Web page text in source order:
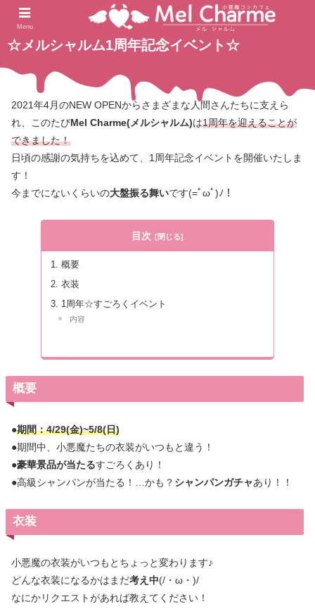
ホーム blog
☆メルシャルム1周年記念イベント☆
2022.04.09
2021年4月のNEW OPENからさまざまな人間さんたちに支えら
れ、このたびMel Charme(メルシャルム)は1周年を迎えることが
できました！
日頃の感謝の気持ちを込めて、1周年記念イベントを開催いたしま
す！
今までにないくらいの大盤振る舞いです(=ﾟωﾟ)ﾉ！
目次
概要
衣装
1周年☆すごろくイベント
内容
概要
●期間：4/29(金)~5/8(日)
●期間中、小悪魔たちの衣装がいつもと違う！
●豪華景品が当たるすごろくあり！
●高級シャンパンが当たる！…かも？ シャンパンガチャあり！！
衣装
小悪魔の衣装がいつもとちょっと変わります♪
どんな衣装になるかはまだ考え中(/・ω・)/
なにかリクエストがあれば教えてください！
Menu